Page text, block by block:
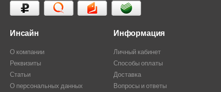
Инсайн
О компании
Реквизиты
Статьи
О персональных данных
Информация
Личный кабинет
Способы оплаты
Доставка
Вопросы и ответы